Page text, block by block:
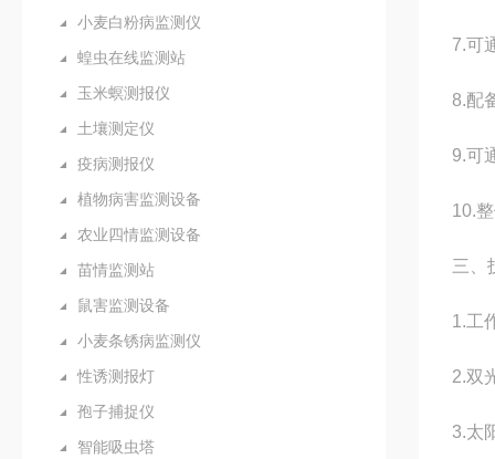
小麦白粉病监测仪
蝗虫在线监测站
玉米螟测报仪
土壤测定仪
疫病测报仪
植物病害监测设备
农业四情监测设备
苗情监测站
鼠害监测设备
小麦条锈病监测仪
性诱测报灯
孢子捕捉仪
智能吸虫塔
7.可
8.配
9.可
10.
三、
1.工
2.双
3.太